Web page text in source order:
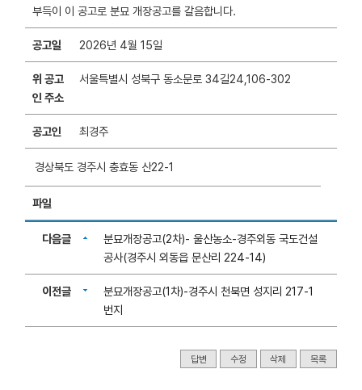
부득이 이 공고로 분묘 개장공고를 갈음합니다.
공고일 2026년 4월 15일
위 공고
인 주소
서울특별시 성북구 동소문로 34길24,106-302
공고인 최경주
경상북도 경주시 충효동 산22-1
파일
다음글
분묘개장공고(2차)- 울산농소-경주외동 국도건설
공사(경주시 외동읍 문산리 224-14)
이전글
분묘개장공고(1차)-경주시 천북면 성지리 217-1
번지
답변 수정 삭제 목록